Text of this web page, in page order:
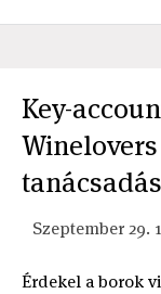
Key-
Szeptember 29.
Érdekel a borok